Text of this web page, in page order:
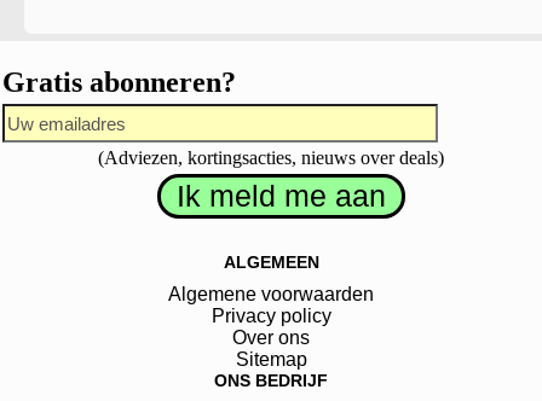
Gratis abonneren?
(Adviezen, kortingsacties, nieuws over deals)
ALGEMEEN
Algemene voorwaarden
Privacy policy
Over ons
Sitemap
ONS BEDRIJF